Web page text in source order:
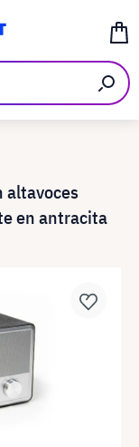
altavoces
en antracita